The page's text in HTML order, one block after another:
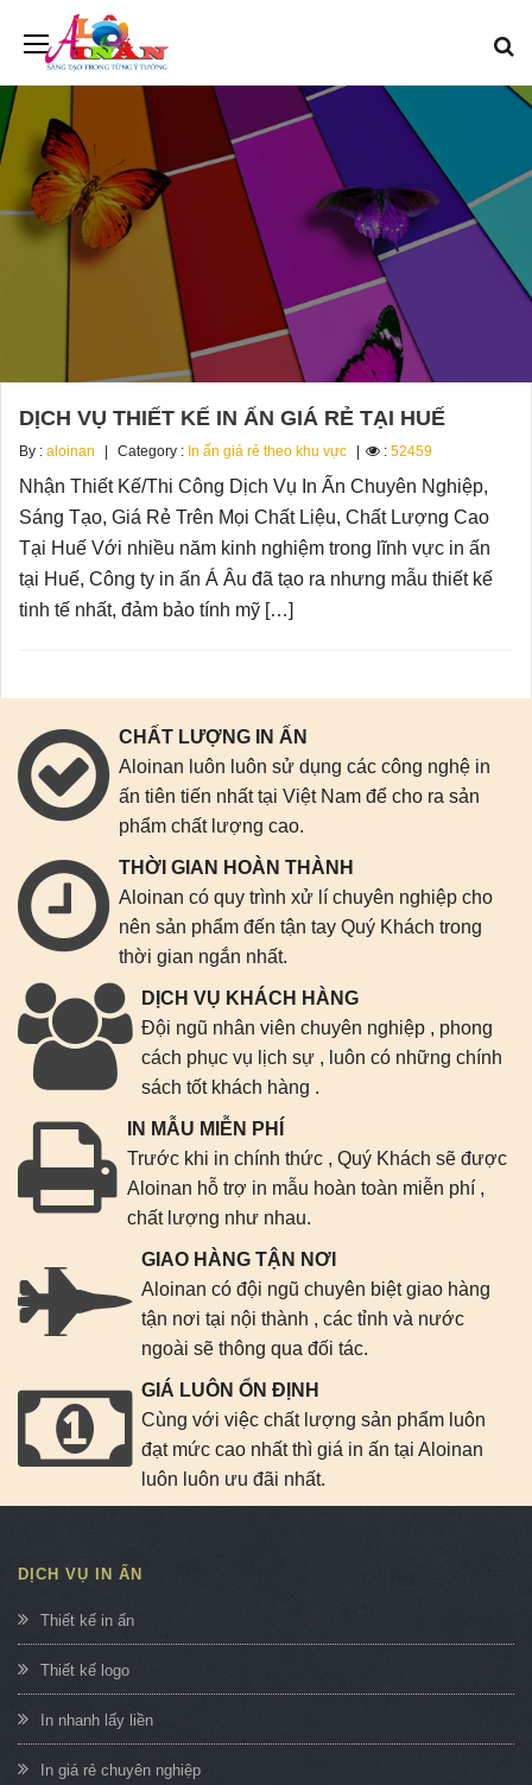
DỊCH VỤ THIẾT KẾ IN ẤN GIÁ RẺ TẠI HUẾ
By : aloinan Category : In ấn giá rẻ theo khu vực : 52459
Nhận Thiết Kế/Thi Công Dịch Vụ In Ấn Chuyên Nghiệp,
Sáng Tạo, Giá Rẻ Trên Mọi Chất Liệu, Chất Lượng Cao
Tại Huế Với nhiều năm kinh nghiệm trong lĩnh vực in ấn
tại Huế, Công ty in ấn Á Âu đã tạo ra nhưng mẫu thiết kế
tinh tế nhất, đảm bảo tính mỹ […]
CHẤT LƯỢNG IN ẤN
Aloinan luôn luôn sử dụng các công nghệ in
ấn tiên tiến nhất tại Việt Nam để cho ra sản
phẩm chất lượng cao.
THỜI GIAN HOÀN THÀNH
Aloinan có quy trình xử lí chuyên nghiệp cho
nên sản phẩm đến tận tay Quý Khách trong
thời gian ngắn nhất.
DỊCH VỤ KHÁCH HÀNG
Đội ngũ nhân viên chuyên nghiệp , phong
cách phục vụ lịch sự , luôn có những chính
sách tốt khách hàng .
IN MẪU MIỄN PHÍ
Trước khi in chính thức , Quý Khách sẽ được
Aloinan hỗ trợ in mẫu hoàn toàn miễn phí ,
chất lượng như nhau.
GIAO HÀNG TẬN NƠI
Aloinan có đội ngũ chuyên biệt giao hàng
tận nơi tại nội thành , các tỉnh và nước
ngoài sẽ thông qua đối tác.
GIÁ LUÔN ỔN ĐỊNH
Cùng với việc chất lượng sản phẩm luôn
đạt mức cao nhất thì giá in ấn tại Aloinan
luôn luôn ưu đãi nhất.
DỊCH VỤ IN ẤN
Thiết kế in ấn
Thiết kế logo
In nhanh lấy liền
In giá rẻ chuyên nghiệp